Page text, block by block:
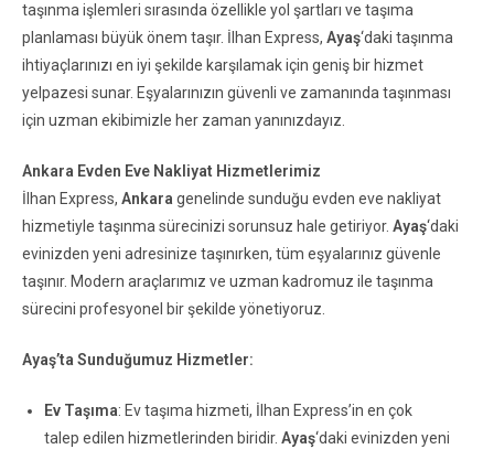
taşınma işlemleri sırasında özellikle yol şartları ve taşıma
planlaması büyük önem taşır. İlhan Express, Ayaş‘daki taşınma
ihtiyaçlarınızı en iyi şekilde karşılamak için geniş bir hizmet
yelpazesi sunar. Eşyalarınızın güvenli ve zamanında taşınması
için uzman ekibimizle her zaman yanınızdayız.
Ankara Evden Eve Nakliyat Hizmetlerimiz
İlhan Express, Ankara genelinde sunduğu evden eve nakliyat
hizmetiyle taşınma sürecinizi sorunsuz hale getiriyor. Ayaş‘daki
evinizden yeni adresinize taşınırken, tüm eşyalarınız güvenle
taşınır. Modern araçlarımız ve uzman kadromuz ile taşınma
sürecini profesyonel bir şekilde yönetiyoruz.
Ayaş’ta Sunduğumuz Hizmetler:
Ev Taşıma: Ev taşıma hizmeti, İlhan Express’in en çok
talep edilen hizmetlerinden biridir. Ayaş‘daki evinizden yeni